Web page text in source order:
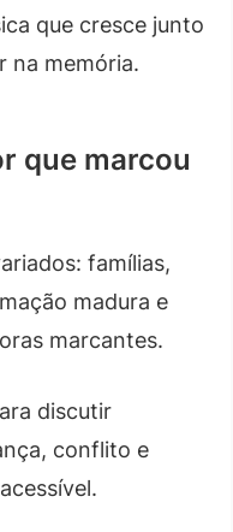
que cresce junto
na memória.
que marcou
famílias,
madura e
marcantes.
discutir
conflito e